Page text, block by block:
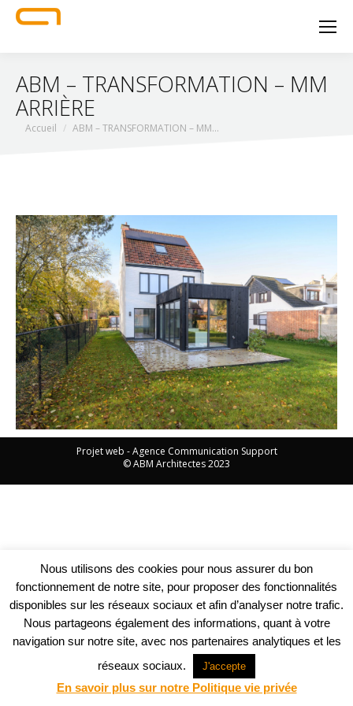
ABM – TRANSFORMATION – MM
ARRIÈRE
Vous êtes ici :
Accueil ABM – TRANSFORMATION – MM…
Projet web -Agence Communication Support
© ABM Architectes 2023
Nous utilisons des cookies pour nous assurer du bon
fonctionnement de notre site, pour proposer des fonctionnalités
disponibles sur les réseaux sociaux et afin d’analyser notre trafic.
Nous partageons également des informations, quant à votre
navigation sur notre site, avec nos partenaires analytiques et les
réseaux sociaux.
J'accepte
En savoir plus sur notre Politique vie privée